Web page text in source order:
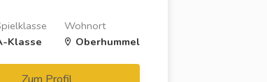
Wohnort
Oberhummel
Klasse